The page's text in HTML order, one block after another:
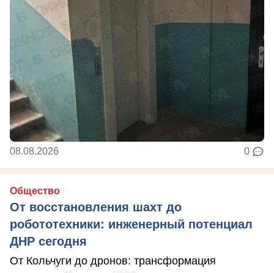
08.08.2026 0
Общество
От восстановления шахт до
робототехники: инженерный потенциал
ДНР сегодня
От Кольчуги до дронов: трансформация